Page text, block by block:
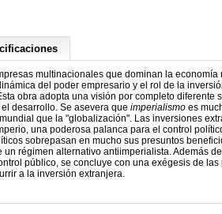
multinacionales que dominan la
del poder empresario y el rol de la
obra adopta una visión por completo
desarrollo. Se asevera que imperialismo es
que la "globalización". Las inversiones
una poderosa palanca para el control
sobrepasan en mucho sus presuntos
régimen alternativo antiimperialista. Además
público, se concluye con una exégesis de
a la inversión extranjera.